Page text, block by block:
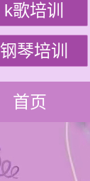
k歌培训
钢琴培训
首页